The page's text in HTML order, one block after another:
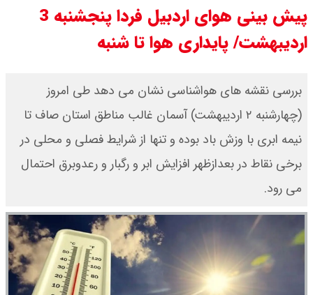
پیش بینی هوای اردبیل فردا پنجشنبه 3
اردیبهشت/ پایداری هوا تا شنبه
بررسی نقشه های هواشناسی نشان می دهد طی امروز
(چهارشنبه ۲ اردیبهشت) آسمان غالب مناطق استان صاف تا
نیمه ابری با وزش باد بوده و تنها از شرایط فصلی و محلی در
برخی نقاط در بعدازظهر افزایش ابر و رگبار و رعدوبرق احتمال
می رود.